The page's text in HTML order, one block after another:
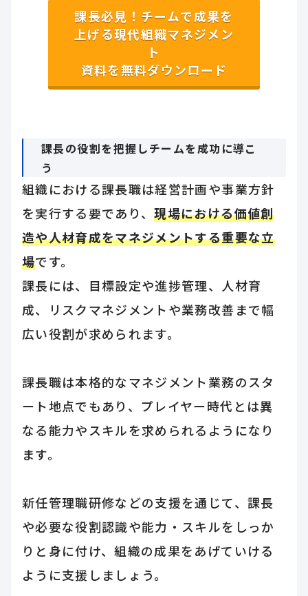
課長必見！チームで成果を
上げる現代組織マネジメン
ト
資料を無料ダウンロード
課長の役割を把握しチームを成功に導こ
う
組織における課長職は経営計画や事業方針
を実行する要であり、現場における価値創
造や人材育成をマネジメントする重要な立
場です。
課長には、目標設定や進捗管理、人材育
成、リスクマネジメントや業務改善まで幅
広い役割が求められます。
課長職は本格的なマネジメント業務のスタ
ート地点でもあり、プレイヤー時代とは異
なる能力やスキルを求められるようになり
ます。
新任管理職研修などの支援を通じて、課長
や必要な役割認識や能力・スキルをしっか
りと身に付け、組織の成果をあげていける
ように支援しましょう。